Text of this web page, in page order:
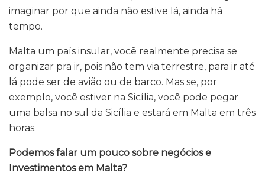
imaginar por que ainda não estive lá, ainda há
tempo.
Malta um país insular, você realmente precisa se
organizar pra ir, pois não tem via terrestre, para ir até
lá pode ser de avião ou de barco. Mas se, por
exemplo, você estiver na Sicília, você pode pegar
uma balsa no sul da Sicília e estará em Malta em três
horas.
Podemos falar um pouco sobre negócios e
Investimentos em Malta?